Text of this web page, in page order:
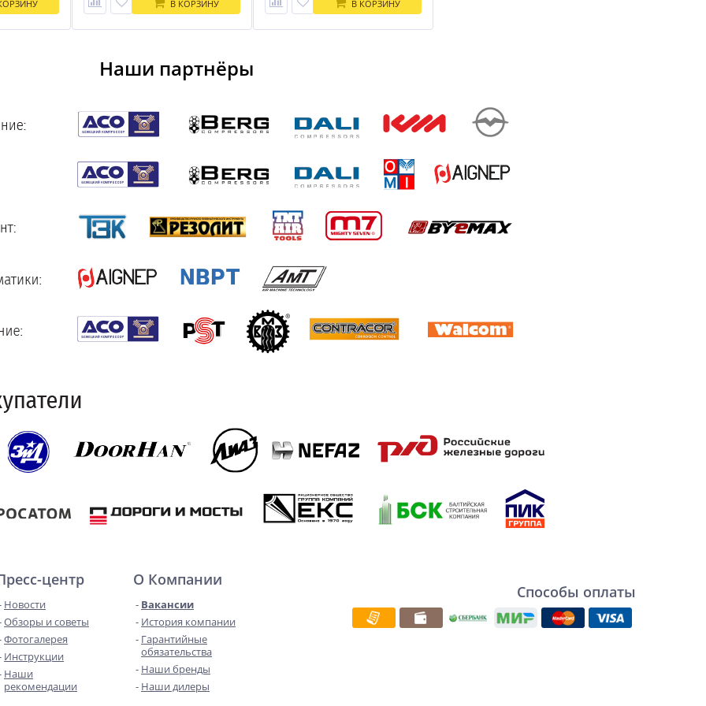
В КОРЗИНУ
В КОРЗИНУ
Наши партнёры
центр
Новости
Обзоры и советы
Фотогалерея
Инструкции
Наши
рекомендации
О Компании
Вакансии
История компании
Гарантийные
обязательства
Наши бренды
Наши дилеры
Способы оплаты